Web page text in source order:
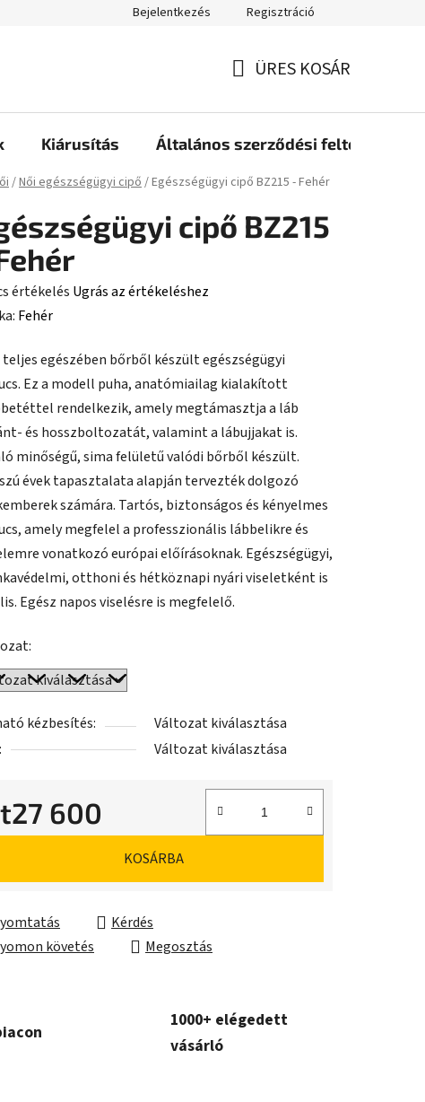
Bejelentkezés Regisztráció
ÜRES KOSÁR
Kiárusítás Általános szerződési feltételek
/Női egészségügyi cipő/Egészségügyi cipő BZ215 - Fehér
cipő BZ215
értékelés Ugrás az értékeléshez
Fehér
teljes egészében bőrből készült egészségügyi
Ez a modell puha, anatómiailag kialakított
rendelkezik, amely megtámasztja a láb
és hosszboltozatát, valamint a lábujjakat is.
minőségű, sima felületű valódi bőrből készült.
évek tapasztalata alapján tervezték dolgozó
számára. Tartós, biztonságos és kényelmes
amely megfelel a professzionális lábbelikre és
vonatkozó európai előírásoknak. Egészségügyi,
otthoni és hétköznapi nyári viseletként is
Egész napos viselésre is megfelelő.
kézbesítés:
Változat kiválasztása
Változat kiválasztása
600
KOSÁRBA
Kérdés
követés
Megosztás
1000+ elégedett
vásárló